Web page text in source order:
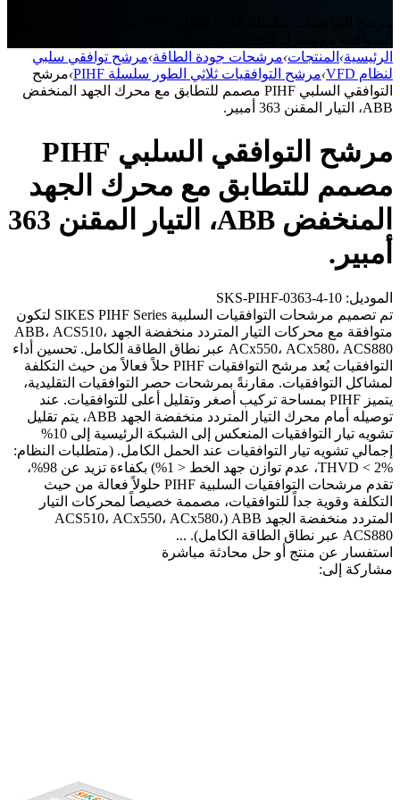
الرئيسية› المنتجات›مرشحات جودة الطاقة›مرشح توافقي سلبي
لنظام VFD
›مرشح التوافقيات ثلاثي الطور سلسلة PIHF ›مرشح
التوافقي السلبي PIHF مصمم للتطابق مع محرك الجهد المنخفض
ABB، التيار المقنن 363 أمبير.
مرشح التوافقي السلبي PIHF
مصمم للتطابق مع محرك الجهد
المنخفض ABB، التيار المقنن 363
أمبير.
الموديل: SKS-PIHF-0363-4-10
تم تصميم مرشحات التوافقيات السلبية SIKES PIHF Series لتكون
متوافقة مع محركات التيار المتردد منخفضة الجهد ABB، ACS510،
ACx550، ACx580، ACS880 عبر نطاق الطاقة الكامل. تحسين أداء
التوافقيات يُعد مرشح التوافقيات PIHF حلاً فعالاً من حيث التكلفة
لمشاكل التوافقيات. مقارنةً بمرشحات حصر التوافقيات التقليدية،
يتميز PIHF بمساحة تركيب أصغر وتقليل أعلى للتوافقيات. عند
توصيله أمام محرك التيار المتردد منخفضة الجهد ABB، يتم تقليل
تشويه تيار التوافقيات المنعكس إلى الشبكة الرئيسية إلى 10%
إجمالي تشويه تيار التوافقيات عند الحمل الكامل. (متطلبات النظام:
THVD < 2%، عدم توازن جهد الخط < 1%) بكفاءة تزيد عن 98%،
تقدم مرشحات التوافقيات السلبية PIHF حلولاً فعالة من حيث
التكلفة وقوية جداً للتوافقيات، مصممة خصيصاً لمحركات التيار
المتردد منخفضة الجهد ABB (ACS510، ACx550، ACx580،
ACS880 عبر نطاق الطاقة الكامل). ...
استفسار عن منتج أو حل محادثة مباشرة
مشاركة إلى: